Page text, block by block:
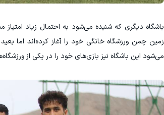
باشگاه دیگری که شنیده می‌شود به احتمال زیاد امتیاز
زمین چمن ورزشگاه خانگی خود را آغاز کرده‌اند اما
می‌شود این باشگاه نیز بازی‌‎های خود را در یکی از ورزشگاه‌های استان‌های همجوار برگزار کند.